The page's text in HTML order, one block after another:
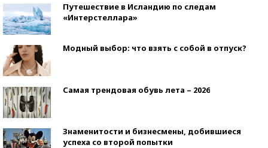
Путешествие в Исландию по следам
«Интерстеллара»
Модный выбор: что взять с собой в отпуск?
Самая трендовая обувь лета – 2026
Знаменитости и бизнесмены, добившиеся
успеха со второй попытки